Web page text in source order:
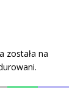
została na